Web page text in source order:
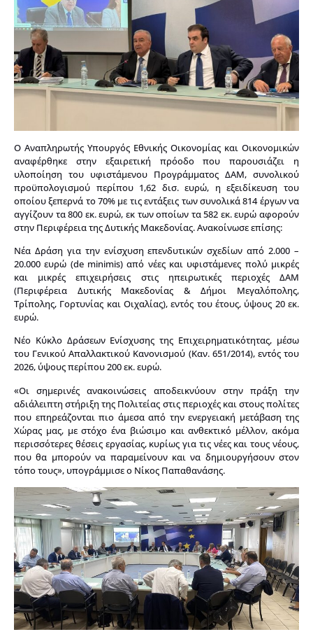
Ο Αναπληρωτής Υπουργός Εθνικής Οικονομίας και Οικονομικών
αναφέρθηκε στην εξαιρετική πρόοδο που παρουσιάζει η
υλοποίηση του υφιστάμενου Προγράμματος ΔΑΜ, συνολικού
προϋπολογισμού περίπου 1,62 δισ. ευρώ, η εξειδίκευση του
οποίου ξεπερνά το 70% με τις εντάξεις των συνολικά 814 έργων να
αγγίζουν τα 800 εκ. ευρώ, εκ των οποίων τα 582 εκ. ευρώ αφορούν
στην Περιφέρεια της Δυτικής Μακεδονίας. Ανακοίνωσε επίσης:
Νέα Δράση για την ενίσχυση επενδυτικών σχεδίων από 2.000 –
20.000 ευρώ (de minimis) από νέες και υφιστάμενες πολύ μικρές
και μικρές επιχειρήσεις στις ηπειρωτικές περιοχές ΔΑΜ
(Περιφέρεια Δυτικής Μακεδονίας & Δήμοι Μεγαλόπολης,
Τρίπολης, Γορτυνίας και Οιχαλίας), εντός του έτους, ύψους 20 εκ.
ευρώ.
Νέο Κύκλο Δράσεων Ενίσχυσης της Επιχειρηματικότητας, μέσω
του Γενικού Απαλλακτικού Κανονισμού (Καν. 651/2014), εντός του
2026, ύψους περίπου 200 εκ. ευρώ.
«Οι σημερινές ανακοινώσεις αποδεικνύουν στην πράξη την
αδιάλειπτη στήριξη της Πολιτείας στις περιοχές και στους πολίτες
που επηρεάζονται πιο άμεσα από την ενεργειακή μετάβαση της
Χώρας μας, με στόχο ένα βιώσιμο και ανθεκτικό μέλλον, ακόμα
περισσότερες θέσεις εργασίας, κυρίως για τις νέες και τους νέους,
που θα μπορούν να παραμείνουν και να δημιουργήσουν στον
τόπο τους», υπογράμμισε ο Νίκος Παπαθανάσης.